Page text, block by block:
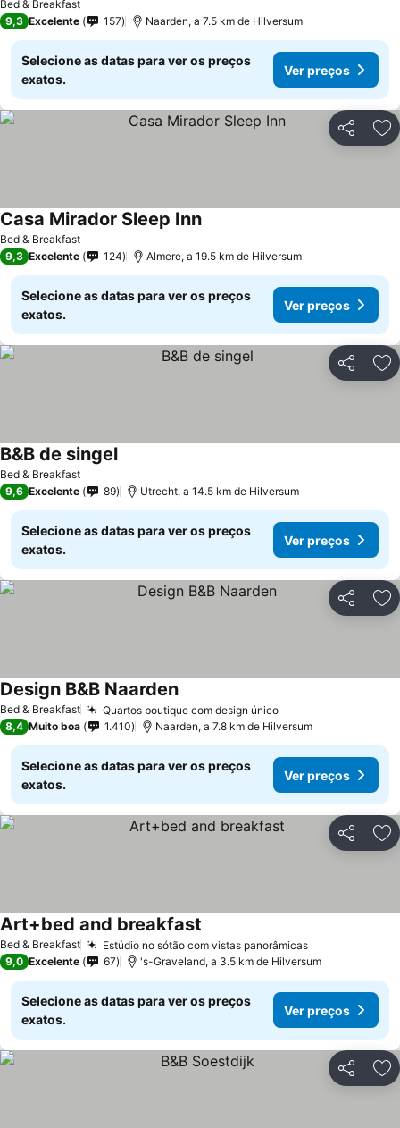
Bed & Breakfast
9,3 Excelente 157 Naarden, a 7.5 km de Hilversum
Selecione as datas para ver os preços
exatos.
Ver preços
Partilhar
Bed & Breakfast
Casa Mirador Sleep Inn
9,3 Excelente 124 Almere, a 19.5 km de Hilversum
Selecione as datas para ver os preços
exatos.
Ver preços
Partilhar
Bed & Breakfast
B&B de singel
9,6 Excelente 89 Utrecht, a 14.5 km de Hilversum
Selecione as datas para ver os preços
exatos.
Ver preços
Partilhar
Bed & Breakfast Quartos boutique com design único
Design B&B Naarden
8,4 Muito boa 1.410 Naarden, a 7.8 km de Hilversum
Selecione as datas para ver os preços
exatos.
Ver preços
Partilhar
Bed & Breakfast Estúdio no sótão com vistas panorâmicas
Art+bed and breakfast
9,0 Excelente 67 's-Graveland, a 3.5 km de Hilversum
Selecione as datas para ver os preços
exatos.
Ver preços
Partilhar